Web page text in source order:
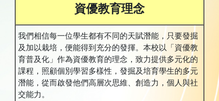
資優教育理念
我們相信每一位學生都有不同的天賦潛能，只要發掘
及加以栽培，便能得到充分的發揮。本校以「資優教
育普及化」作為資優教育的理念，致力提供多元化的
課程，照顧個別學習多樣性，發掘及培育學生的多元
潛能，從而啟發他們高層次思維、創造力，個人與社
交能力。